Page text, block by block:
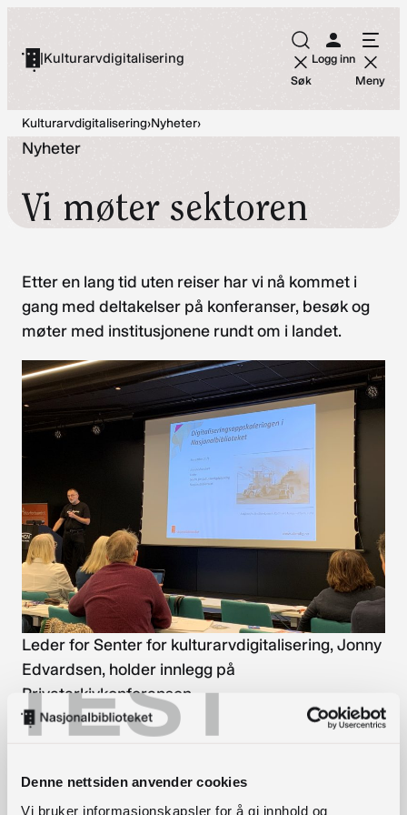
TEST
Denne nettsiden anvender cookies
Vi bruker informasjonskapsler for å gi innhold og
innhold
|Kulturarvdigitalisering
Søk
Logg inn
Meny
Kulturarvdigitalisering›Nyheter›
Nyheter
Vi møter sektoren
Etter en lang tid uten reiser har vi nå kommet i
gang med deltakelser på konferanser, besøk og
møter med institusjonene rundt om i landet.
Leder for Senter for kulturarvdigitalisering, Jonny
Edvardsen, holder innlegg på
Privatarkivkonferansen.
En viktig del av vårt arbeide er å få til gode
levere materiale til digitalisering. Vi ser at det å
treffe folk direkte er en flott måte å bygge et godt